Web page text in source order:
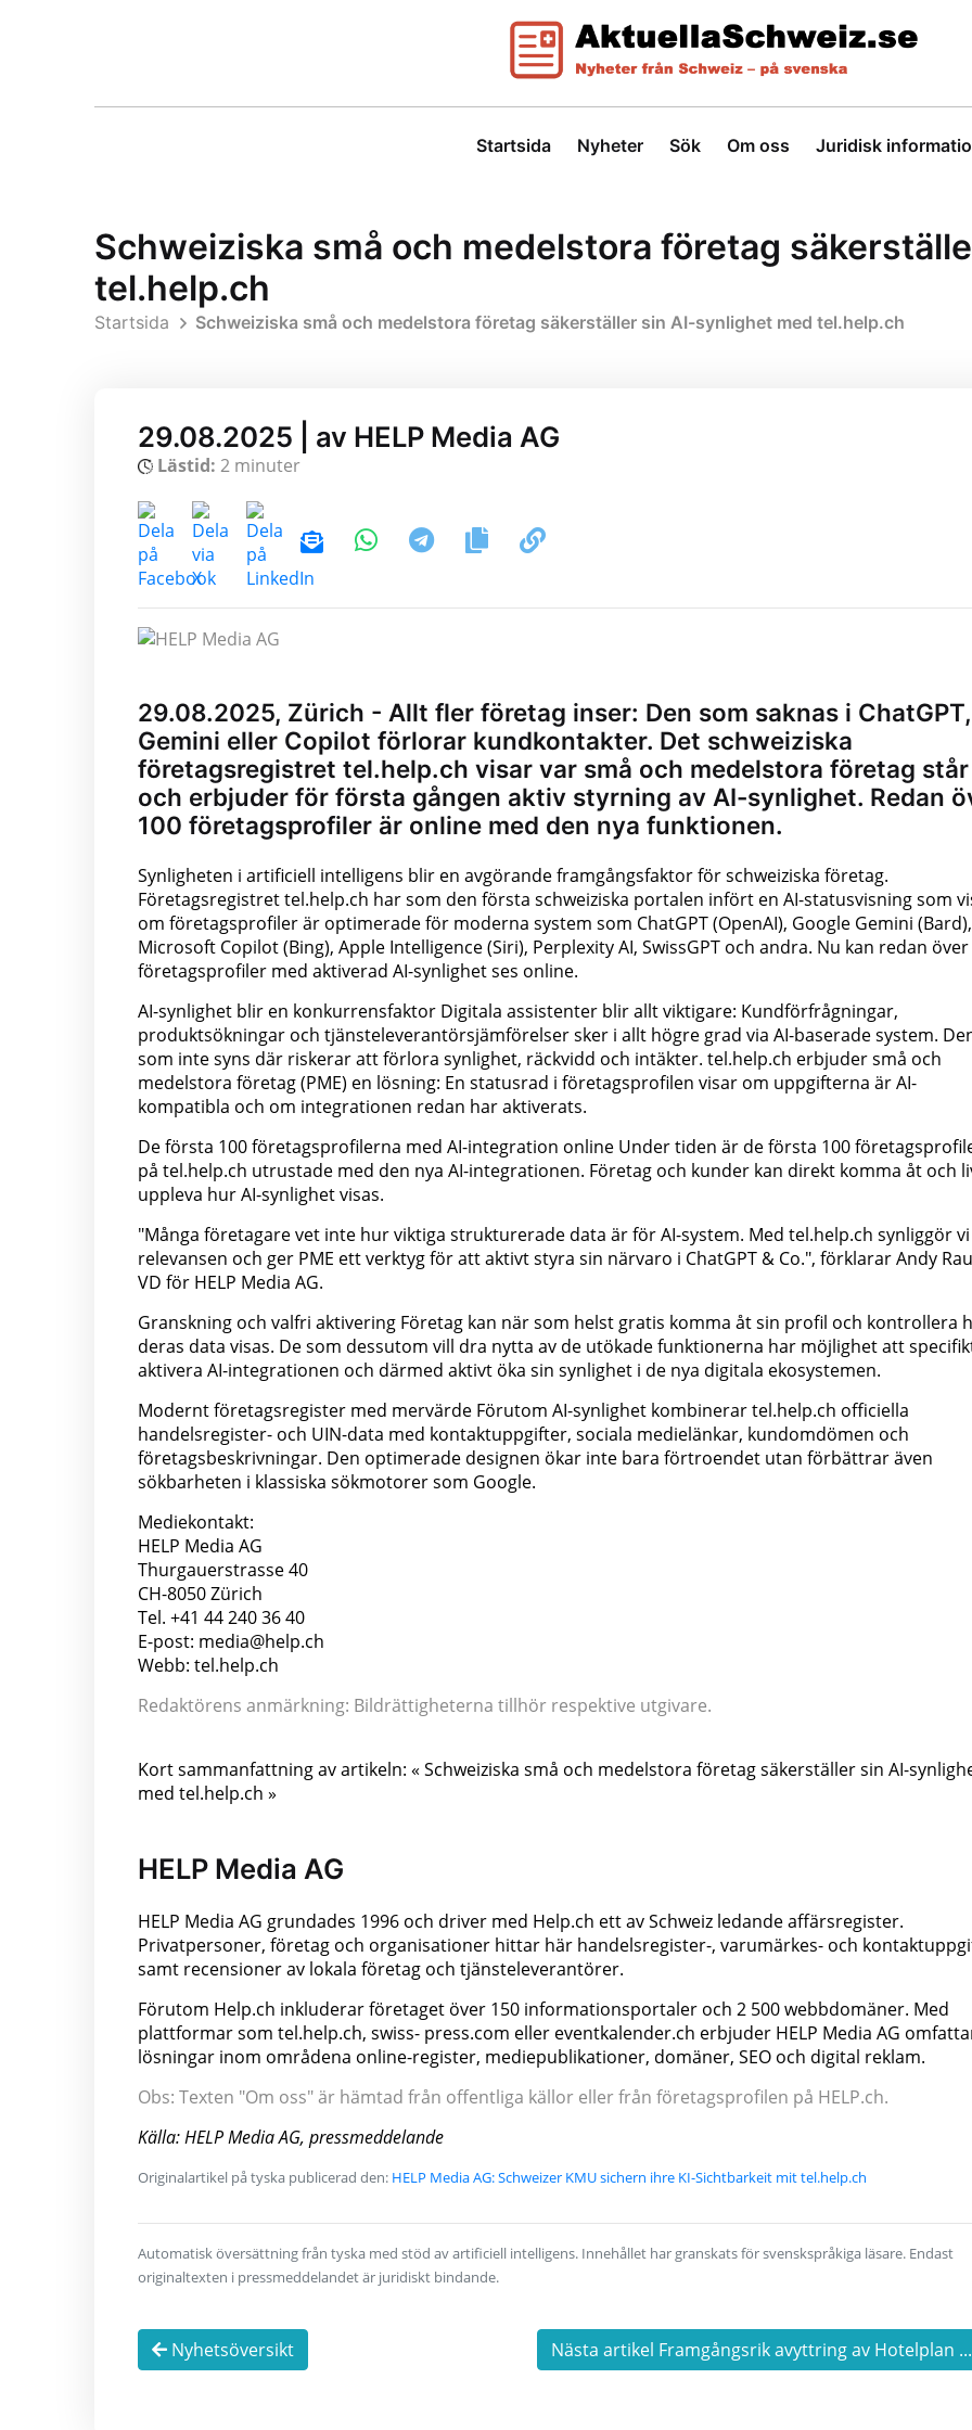
Startsida Nyheter Sök Om oss Juridisk
Schweiziska små och medelstora företag
tel.help.ch
Startsida Schweiziska små och medelstora företag säkerställer sin AI-synlighet med tel.help.ch
29.08.2025 | av HELP Media AG
Lästid: 2 minuter
29.08.2025, Zürich - Allt fler företag inser: Den som saknas i ChatGPT,
Gemini eller Copilot förlorar kundkontakter. Det schweiziska
företagsregistret tel.help.ch visar var små och medelstora företag står
och erbjuder för första gången aktiv styrning av AI-synlighet. Redan
100 företagsprofiler är online med den nya funktionen.
Synligheten i artificiell intelligens blir en avgörande framgångsfaktor för schweiziska företag.
Företagsregistret tel.help.ch har som den första schweiziska portalen infört en AI-statusvisning som
om företagsprofiler är optimerade för moderna system som ChatGPT (OpenAI), Google Gemini (Bard),
Microsoft Copilot (Bing), Apple Intelligence (Siri), Perplexity AI, SwissGPT och andra. Nu kan redan över
företagsprofiler med aktiverad AI-synlighet ses online.
AI-synlighet blir en konkurrensfaktor Digitala assistenter blir allt viktigare: Kundförfrågningar,
produktsökningar och tjänsteleverantörsjämförelser sker i allt högre grad via AI-baserade system.
som inte syns där riskerar att förlora synlighet, räckvidd och intäkter. tel.help.ch erbjuder små och
medelstora företag (PME) en lösning: En statusrad i företagsprofilen visar om uppgifterna är AI-
kompatibla och om integrationen redan har aktiverats.
De första 100 företagsprofilerna med AI-integration online Under tiden är de första 100
på tel.help.ch utrustade med den nya AI-integrationen. Företag och kunder kan direkt komma åt och
uppleva hur AI-synlighet visas.
"Många företagare vet inte hur viktiga strukturerade data är för AI-system. Med tel.help.ch synliggör vi
relevansen och ger PME ett verktyg för att aktivt styra sin närvaro i ChatGPT & Co.", förklarar Andy
VD för HELP Media AG.
Granskning och valfri aktivering Företag kan när som helst gratis komma åt sin profil och kontrollera
deras data visas. De som dessutom vill dra nytta av de utökade funktionerna har möjlighet att
aktivera AI-integrationen och därmed aktivt öka sin synlighet i de nya digitala ekosystemen.
Modernt företagsregister med mervärde Förutom AI-synlighet kombinerar tel.help.ch officiella
handelsregister- och UIN-data med kontaktuppgifter, sociala medielänkar, kundomdömen och
företagsbeskrivningar. Den optimerade designen ökar inte bara förtroendet utan förbättrar även
sökbarheten i klassiska sökmotorer som Google.
Mediekontakt:
HELP Media AG
Thurgauerstrasse 40
CH-8050 Zürich
Tel. +41 44 240 36 40
E-post: media@help.ch
Webb: tel.help.ch
Redaktörens anmärkning: Bildrättigheterna tillhör respektive utgivare.
Kort sammanfattning av artikeln: « Schweiziska små och medelstora företag säkerställer sin AI-
med tel.help.ch »
HELP Media AG
HELP Media AG grundades 1996 och driver med Help.ch ett av Schweiz ledande affärsregister.
Privatpersoner, företag och organisationer hittar här handelsregister-, varumärkes- och
samt recensioner av lokala företag och tjänsteleverantörer.
Förutom Help.ch inkluderar företaget över 150 informationsportaler och 2 500 webbdomäner. Med
plattformar som tel.help.ch, swiss- press.com eller eventkalender.ch erbjuder HELP Media AG
lösningar inom områdena online-register, mediepublikationer, domäner, SEO och digital reklam.
Obs: Texten "Om oss" är hämtad från offentliga källor eller från företagsprofilen på HELP.ch.
Källa: HELP Media AG, pressmeddelande
Originalartikel på tyska publicerad den: HELP Media AG: Schweizer KMU sichern ihre KI-Sichtbarkeit mit tel.help.ch
Automatisk översättning från tyska med stöd av artificiell intelligens. Innehållet har granskats för svenskspråkiga läsare. Endast
originaltexten i pressmeddelandet är juridiskt bindande.
Nyhetsöversikt Nästa artikel Framgångsrik avyttring av Hotelplan